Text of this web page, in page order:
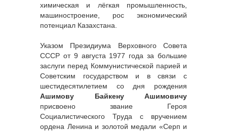
химическая и лёгкая промышленность,
машиностроение, рос экономический
потенциал Казахстана.
Указом Президиума Верховного Совета
СССР от 9 августа 1977 года за большие
заслуги перед Коммунистической парией и
Советским государством и в связи с
шестидесятилетием со дня рождения
Ашимову Байкену Ашимовичу
присвоено звание Героя
Социалистического Труда с вручением
ордена Ленина и золотой медали «Серп и